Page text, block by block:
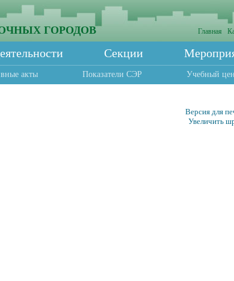
ГОРОДОВ Главная
Секции
акты Показатели СЭР Учебный
Версия для
Увеличить